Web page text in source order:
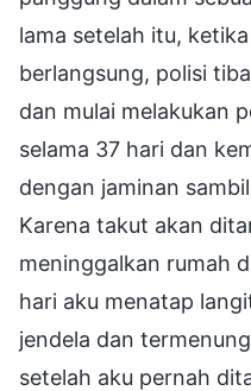
lama setelah itu,
berlangsung, polisi
dan mulai melakukan
selama 37 hari dan
dengan jaminan
Karena takut akan
meninggalkan rumah
hari aku menatap
jendela dan
setelah aku pernah